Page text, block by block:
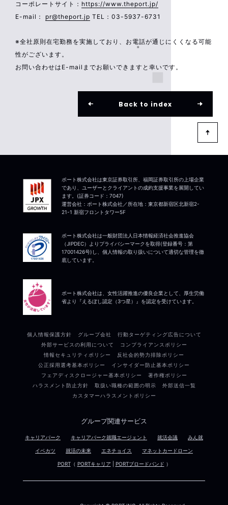
コーポレートサイト： https://www.theport.jp/
E-mail： pr@theport.jp TEL：03-5937-6731
※全社原則在宅勤務を実施しており、お電話が通じにくくなる可能
性がございます。
お問い合わせはE-mailまでお願いできますと幸いです。
Back to index
ポート株式会社は一般財団法人日本情報経済社会推進協会
（JIPDEC）よりプライバシーマークを取得(登録番号：第
17001426号)し、個人情報の取り扱いについて適切な管理を徹
底しています。
ポート株式会社は東京証券取引所、福岡証券取引所の上場企業
であり、ユーザーとクライアントの成約支援事業を展開してい
ます。(証券コード：7047)
運営会社：ポート株式会社／所在地：東京都新宿区北新宿2-
21-1 新宿フロントタワー5F
ポート株式会社は、女性活躍推進の優良企業として、厚生労働
省より『えるぼし認定（3つ星）』を認定を受けています。
個人情報保護方針 グループ会社
行動ターゲティング広告について
外部サービスの利用について
コンプライアンスポリシー
情報セキュリティポリシー
反社会的勢力排除ポリシー
公正採用選考基本ポリシー
インサイダー防止基本ポリシー
フェアディスクロージャー基本ポリシー
著作権ポリシー
ハラスメント防止方針
取扱い職種の範囲の明示
外部送信一覧
カスタマーハラスメントポリシー